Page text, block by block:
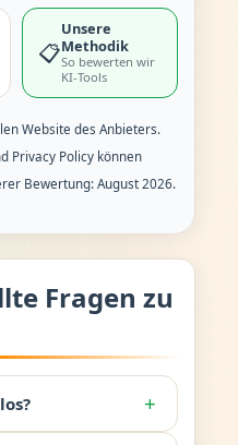
📋
Unsere
Methodik
So bewerten wir
KI-Tools
Website des Anbieters.
Privacy Policy können
Bewertung: August 2026.
Fragen zu
+